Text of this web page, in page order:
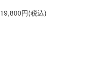
19,800円(税込)